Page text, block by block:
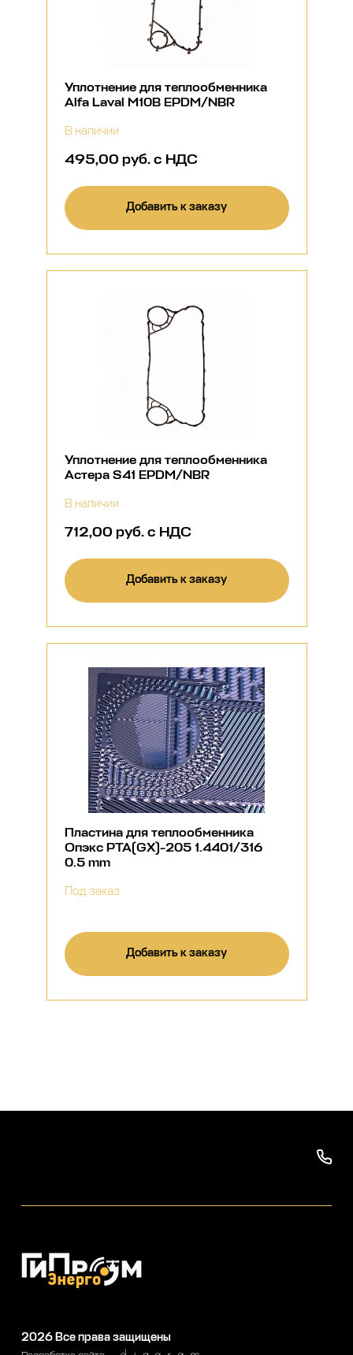
Уплотнение для теплообменника
Alfa Laval M10B EPDM/NBR
В наличии
495,00 руб. с НДС
Добавить к заказу
Уплотнение для теплообменника
Астера S41 EPDM/NBR
В наличии
712,00 руб. с НДС
Добавить к заказу
Пластина для теплообменника
Опэкс РТА(GX)-205 1.4401/316
0.5 mm
Под заказ
Добавить к заказу
2026Все права защищены